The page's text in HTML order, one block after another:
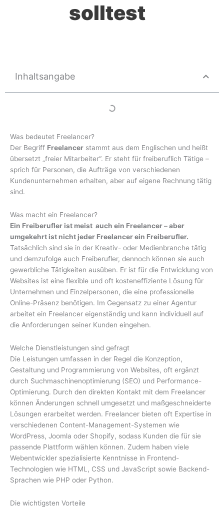
solltest
Inhaltsangabe
Was bedeutet Freelancer?
Der Begriff Freelancer stammt aus dem Englischen und heißt
übersetzt „freier Mitarbeiter“. Er steht für freiberuflich Tätige –
sprich für Personen, die Aufträge von verschiedenen
Kundenunternehmen erhalten, aber auf eigene Rechnung tätig
sind.
Was macht ein Freelancer?
Ein Freiberufler ist meist auch ein Freelancer – aber
umgekehrt ist nicht jeder Freelancer ein Freiberufler.
Tatsächlich sind sie in der Kreativ- oder Medienbranche tätig
und demzufolge auch Freiberufler, dennoch können sie auch
gewerbliche Tätigkeiten ausüben. Er ist für die Entwicklung von
Websites ist eine flexible und oft kosteneffiziente Lösung für
Unternehmen und Einzelpersonen, die eine professionelle
Online-Präsenz benötigen. Im Gegensatz zu einer Agentur
arbeitet ein Freelancer eigenständig und kann individuell auf
die Anforderungen seiner Kunden eingehen.
Welche Dienstleistungen sind gefragt
Die Leistungen umfassen in der Regel die Konzeption,
Gestaltung und Programmierung von Websites, oft ergänzt
durch Suchmaschinenoptimierung (SEO) und Performance-
Optimierung. Durch den direkten Kontakt mit dem Freelancer
können Änderungen schnell umgesetzt und maßgeschneiderte
Lösungen erarbeitet werden. Freelancer bieten oft Expertise in
verschiedenen Content-Management-Systemen wie
WordPress, Joomla oder Shopify, sodass Kunden die für sie
passende Plattform wählen können. Zudem haben viele
Webentwickler spezialisierte Kenntnisse in Frontend-
Technologien wie HTML, CSS und JavaScript sowie Backend-
Sprachen wie PHP oder Python.
Die wichtigsten Vorteile